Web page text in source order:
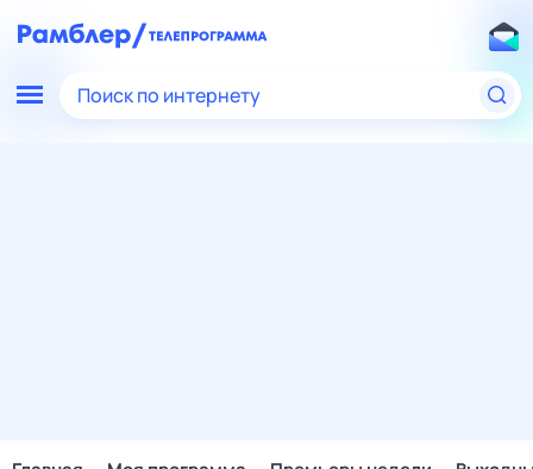
Поиск по интернету